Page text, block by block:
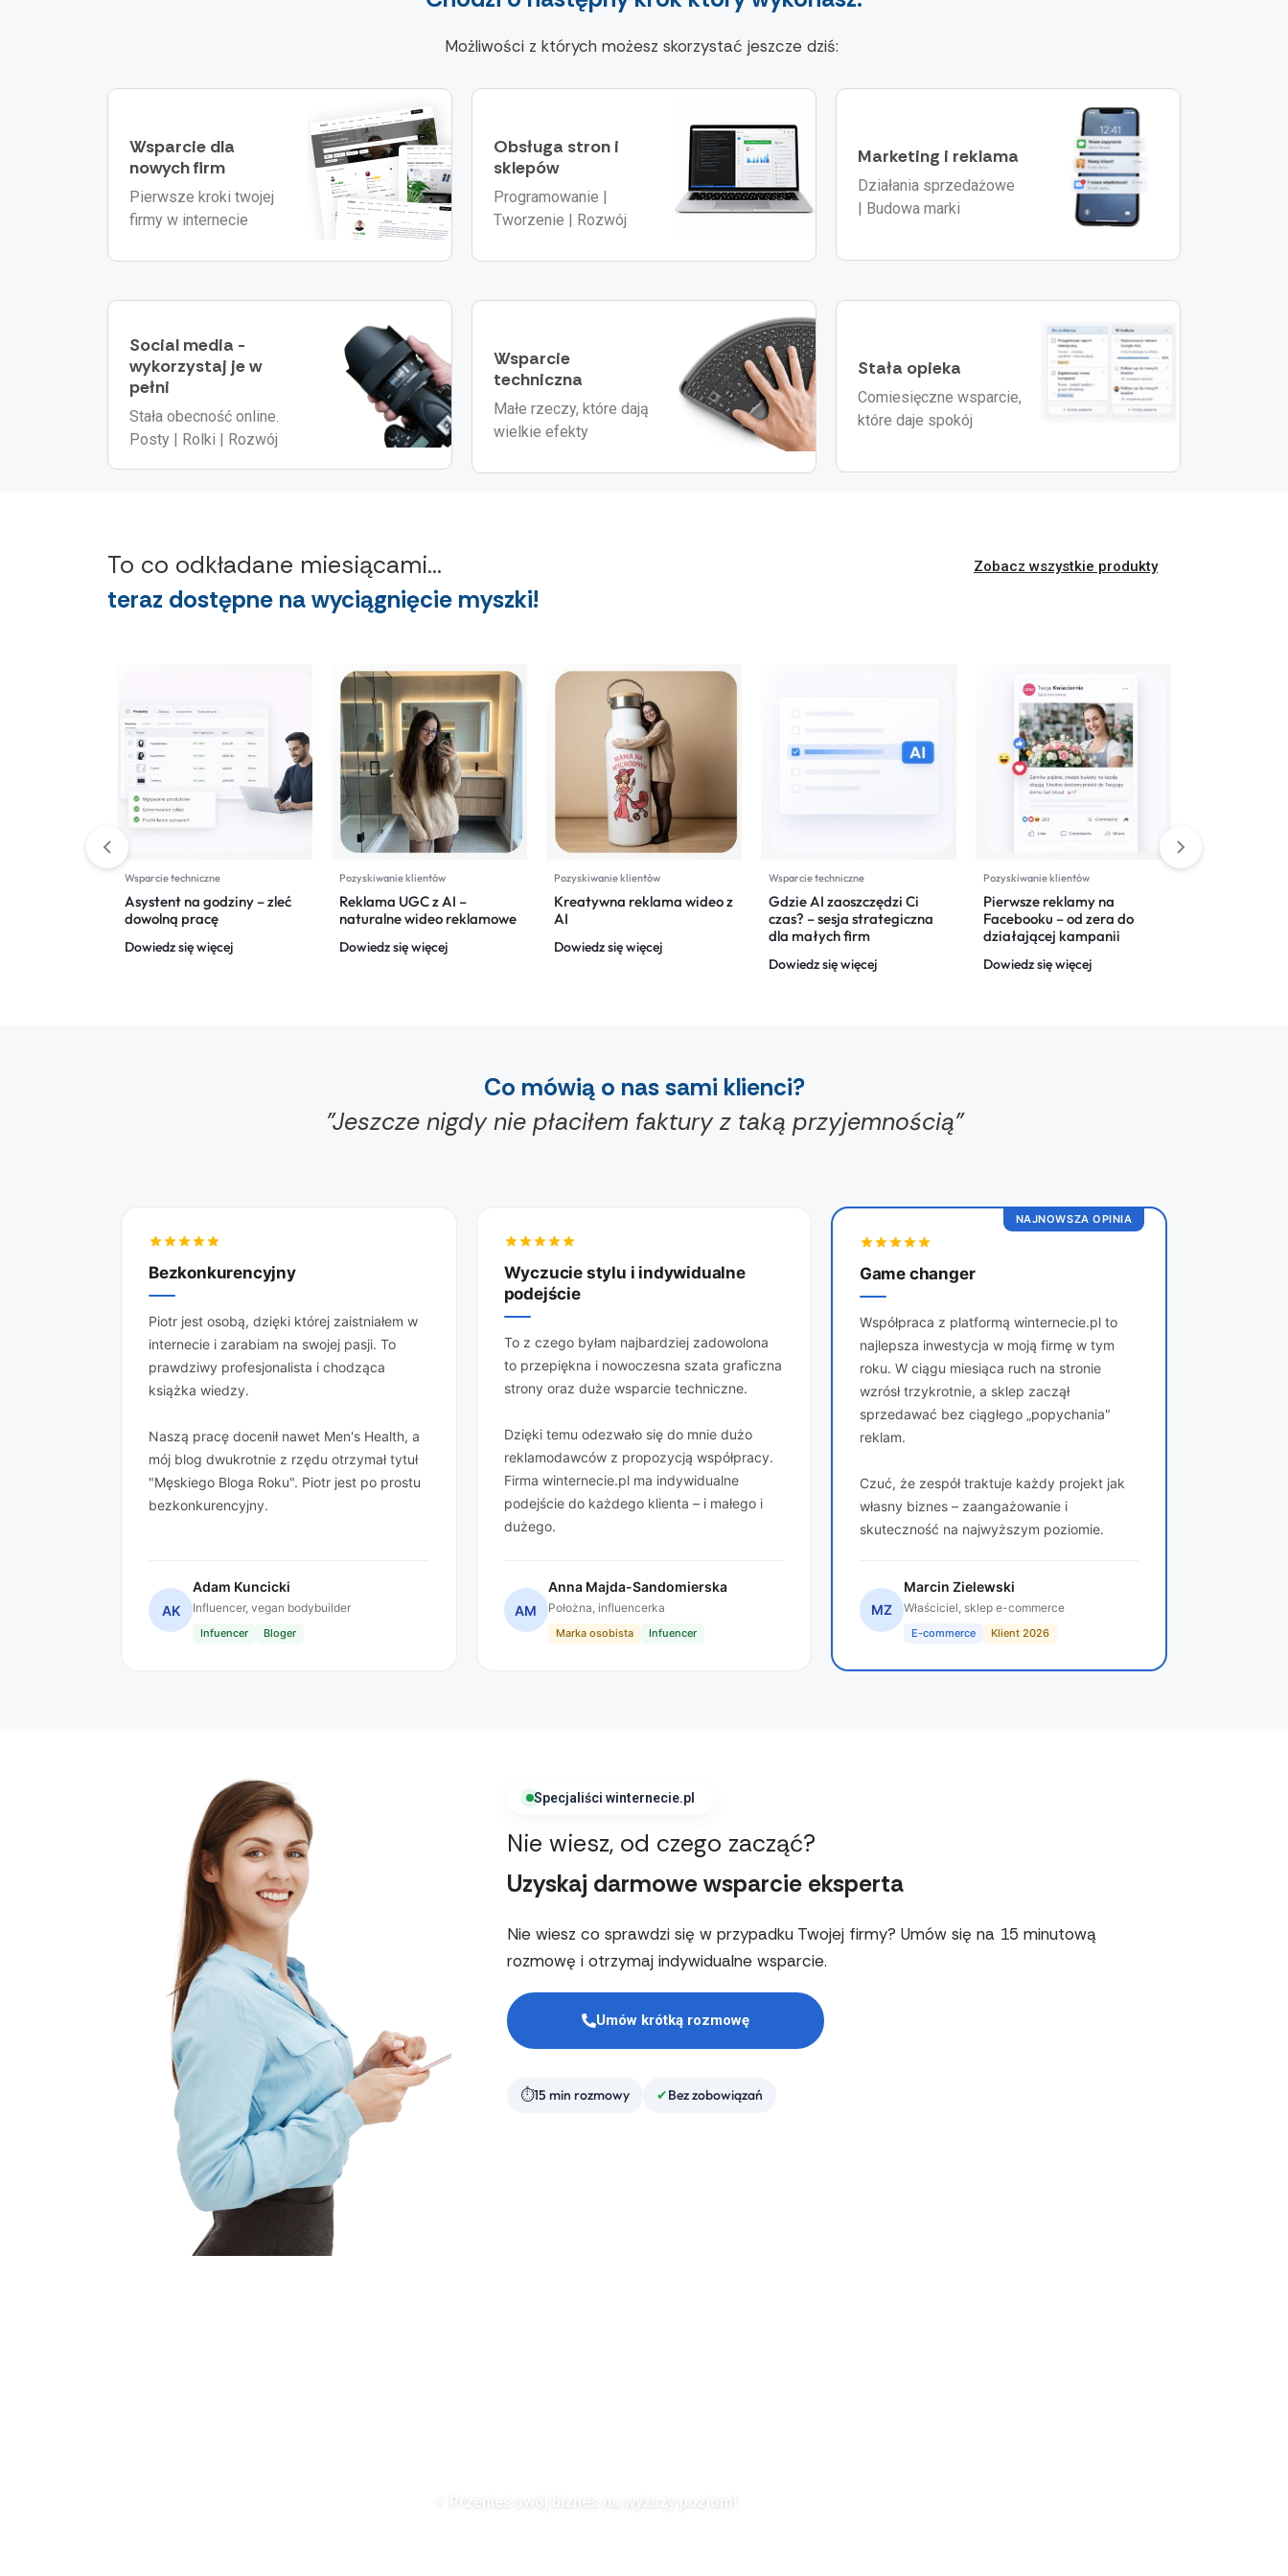
Możliwości z których możesz skorzystać jeszcze dziś:
Wsparcie dla
nowych firm
Pierwsze kroki twojej
firmy w internecie
Obsługa stron i
sklepów
Programowanie |
Tworzenie | Rozwój
Marketing i reklama
Działania sprzedażowe
| Budowa marki
Social media -
wykorzystaj je w
pełni
Stała obecność online.
Posty | Rolki | Rozwój
Wsparcie
techniczna
Małe rzeczy, które dają
wielkie efekty
Stała opieka
Comiesięczne wsparcie,
które daje spokój
To co odkładane miesiącami...
teraz dostępne na wyciągnięcie myszki!
Zobacz wszystkie produkty
Wsparcie techniczne
Asystent na godziny – zleć
dowolną pracę
Dowiedz się więcej
Pozyskiwanie klientów
Reklama UGC z AI –
naturalne wideo reklamowe
Dowiedz się więcej
Pozyskiwanie klientów
Kreatywna reklama wideo z
AI
Dowiedz się więcej
Wsparcie techniczne
Gdzie AI zaoszczędzi Ci
czas? – sesja strategiczna
dla małych firm
Dowiedz się więcej
Pozyskiwanie klientów
Pierwsze reklamy na
Facebooku – od zera do
działającej kampanii
Dowiedz się więcej
Co mówią o nas sami klienci?
"Jeszcze nigdy nie płaciłem faktury z taką przyjemnością"
Bezkonkurencyjny
Piotr jest osobą, dzięki której zaistniałem w
internecie i zarabiam na swojej pasji. To
prawdziwy profesjonalista i chodząca
książka wiedzy.
Naszą pracę docenił nawet Men's Health, a
mój blog dwukrotnie z rzędu otrzymał tytuł
"Męskiego Bloga Roku". Piotr jest po prostu
bezkonkurencyjny.
AK
Adam Kuncicki
Influencer, vegan bodybuilder
Infuencer Bloger
Wyczucie stylu i indywidualne
podejście
To z czego byłam najbardziej zadowolona
to przepiękna i nowoczesna szata graficzna
strony oraz duże wsparcie techniczne.
Dzięki temu odezwało się do mnie dużo
reklamodawców z propozycją współpracy.
Firma winternecie.pl ma indywidualne
podejście do każdego klienta – i małego i
dużego.
AM
Anna Majda-Sandomierska
Położna, influencerka
Marka osobista Infuencer
NAJNOWSZA OPINIA
Game changer
Współpraca z platformą winternecie.pl to
najlepsza inwestycja w moją firmę w tym
roku. W ciągu miesiąca ruch na stronie
wzrósł trzykrotnie, a sklep zaczął
sprzedawać bez ciągłego „popychania"
reklam.
Czuć, że zespół traktuje każdy projekt jak
własny biznes – zaangażowanie i
skuteczność na najwyższym poziomie.
MZ
Marcin Zielewski
Właściciel, sklep e-commerce
E-commerce Klient 2026
Specjaliści winternecie.pl
Nie wiesz, od czego zacząć?
Uzyskaj darmowe wsparcie eksperta
Nie wiesz co sprawdzi się w przypadku Twojej firmy? Umów się na 15 minutową
rozmowę i otrzymaj indywidualne wsparcie.
Umów krótką rozmowę
15 min rozmowy Bez zobowiązań
Przenieś swój biznes na wyższy poziom!